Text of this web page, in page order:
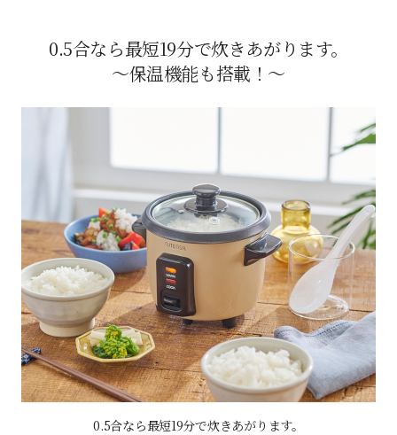
0.5合なら最短19分で炊きあがります。
～保温機能も搭載！～
0.5合なら最短19分で炊きあがります。